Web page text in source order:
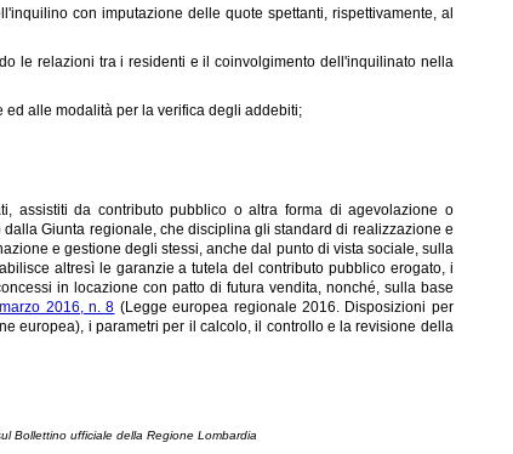
con imputazione delle quote spettanti, rispettivamente, al
le relazioni tra i residenti e il coinvolgimento dell'inquilinato nella
alle modalità per la verifica degli addebiti;
assistiti da contributo pubblico o altra forma di agevolazione o
Giunta regionale, che disciplina gli standard di realizzazione e
e gestione degli stessi, anche dal punto di vista sociale, sulla
altresì le garanzie a tutela del contributo pubblico erogato, i
in locazione con patto di futura vendita, nonché, sulla base
2016, n. 8 (Legge europea regionale 2016. Disposizioni per
europea), i parametri per il calcolo, il controllo e la revisione della
Bollettino ufficiale della Regione Lombardia